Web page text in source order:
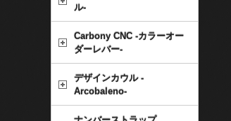
ル-
Carbony CNC -カラーオー
ダーレバー-
デザインカウル -
Arcobaleno-